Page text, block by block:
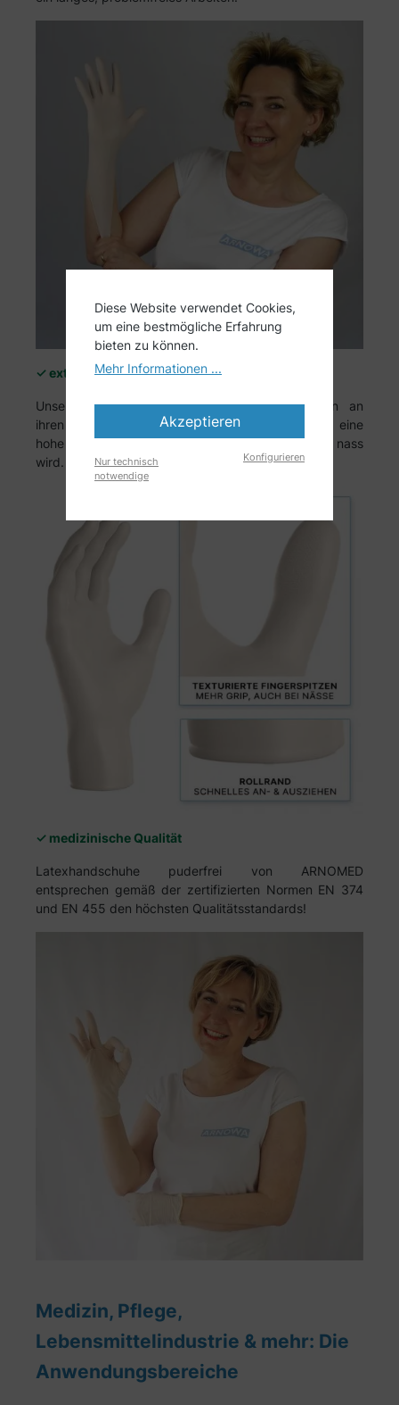
✓ extra griffig
Unsere Latexhandschuhe haben Texturierungen an
ihren Fingerspitzen und gewährleisten hierdurch eine
hohe Griffigkeit, auch wenn der Einweghandschuh nass
wird.
✓ medizinische Qualität
Latexhandschuhe puderfrei von ARNOMED
entsprechen gemäß der zertifizierten Normen EN 374
und EN 455 den höchsten Qualitätsstandards!
Medizin, Pflege,
Lebensmittelindustrie & mehr: Die
Anwendungsbereiche
Diese Website verwendet Cookies,
um eine bestmögliche Erfahrung
bieten zu können.
Mehr Informationen ...
Akzeptieren
Nur technisch
notwendige
Konfigurieren